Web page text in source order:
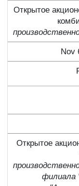
Открытое
Nov
Открытое
филиала